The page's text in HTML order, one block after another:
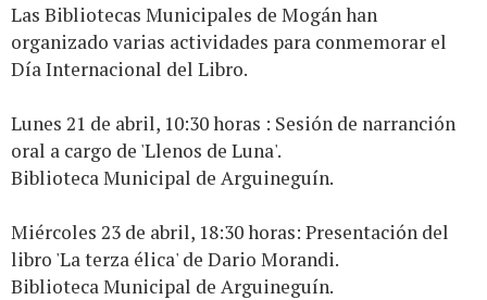
Las Bibliotecas Municipales de Mogán han
organizado varias actividades para conmemorar el
Día Internacional del Libro.
Lunes 21 de abril, 10:30 horas : Sesión de narranción
oral a cargo de 'Llenos de Luna'.
Biblioteca Municipal de Arguineguín.
Miércoles 23 de abril, 18:30 horas: Presentación del
libro 'La terza élica' de Dario Morandi.
Biblioteca Municipal de Arguineguín.